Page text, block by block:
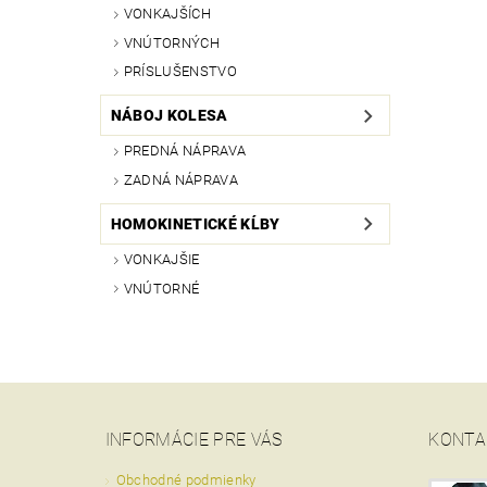
VONKAJŠÍCH
VNÚTORNÝCH
PRÍSLUŠENSTVO
NÁBOJ KOLESA
PREDNÁ NÁPRAVA
ZADNÁ NÁPRAVA
HOMOKINETICKÉ KĹBY
VONKAJŠIE
VNÚTORNÉ
INFORMÁCIE PRE VÁS
Obchodné podmienky